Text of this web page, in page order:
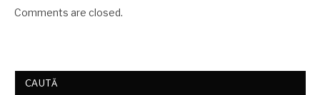
Comments are closed.
CAUTĂ